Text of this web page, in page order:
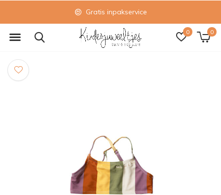
0 0
Gratis inpakservice